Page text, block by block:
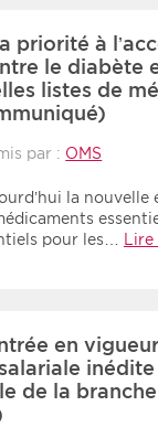
priorité à
le diabète
listes de
par : OMS
la nouvelle
pour les… Lire
en vigueur
de la